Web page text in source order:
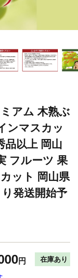
アム 木熟ぶ
ンマスカッ
品以上 岡山
フルーツ 果
ット 岡山県
発送開始予
円 在庫あり